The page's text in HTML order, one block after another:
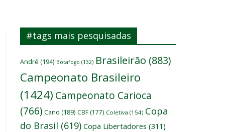
#tags mais pesquisadas
André (194) Botafogo (132) Brasileirão (883)
Campeonato Brasileiro
(1424) Campeonato Carioca
(766) Cano (189) CBF (177) Coletiva (154) Copa
do Brasil (619) Copa Libertadores (311)